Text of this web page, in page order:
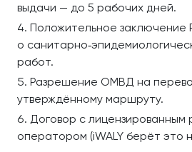
выдачи — до 5 рабочих дней.
Положительное заключение
о
работ.
Разрешение ОМВД на
утверждённому маршруту.
Договор с лицензированным
оператором (iWALY берёт это